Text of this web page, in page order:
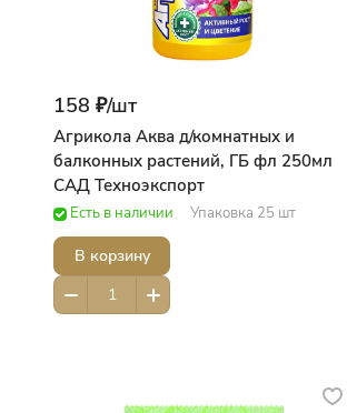
158 ₽/шт
Агрикола Аква д/комнатных и
балконных растений, ГБ фл 250мл
САД Техноэкспорт
Есть в наличии Упаковка 25 шт
В корзину